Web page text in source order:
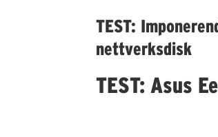
TEST:
nettverksdisk
TEST: Asus